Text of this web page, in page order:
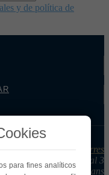
y de política de
Fincas Torres
Jaume Abril 5-7, Local 3
08840 – Viladecans
para fines analíticos